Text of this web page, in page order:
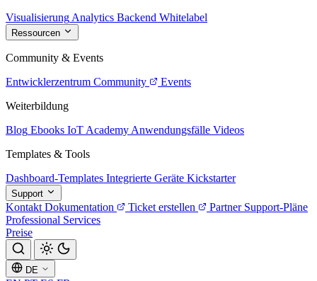
Visualisierung Analytics Backend Whitelabel
Ressourcen
Community & Events
Entwicklerzentrum Community
Events
Weiterbildung
Blog Ebooks IoT Academy Anwendungsfälle Videos
Templates & Tools
Dashboard-Templates Integrierte Geräte Kickstarter
Support
Kontakt Dokumentation Ticket erstellen Partner Support-Pläne
Professional Services
Preise
DE